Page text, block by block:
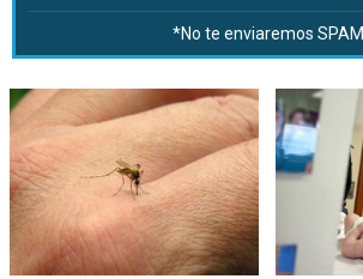
*No te enviaremos SPAM